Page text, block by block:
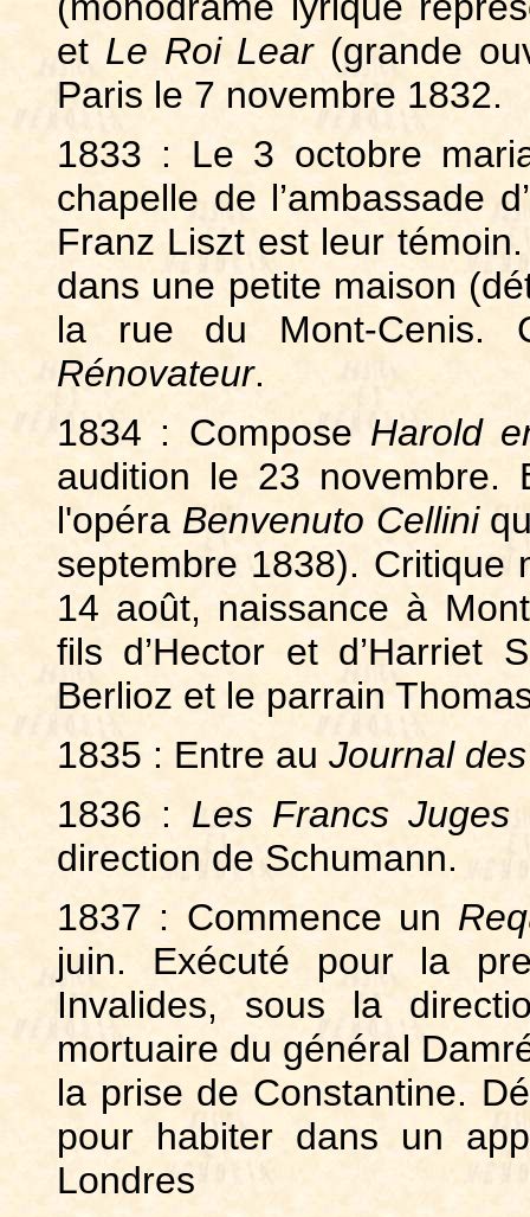
et Le Roi Lear(grande
Paris le 7 novembre 1832.
1833 : Le 3 octobre
chapelle de l’ambassade
Franz Liszt est leur
dans une petite maison
la rue du Mont-Cenis.
Rénovateur.
1834 : Compose Harold
audition le 23
l'opéra Benvenuto Cellini
septembre 1838).
14 août, naissance à
fils d’Hector et d’Harriet
Berlioz et le parrain
1835 : Entre au Journal
1836 : Les Francs Juges
direction de Schumann.
1837 : Commence un
juin. Exécuté pour la
Invalides, sous la
mortuaire du général
la prise de Constantine.
pour habiter dans un
Londres